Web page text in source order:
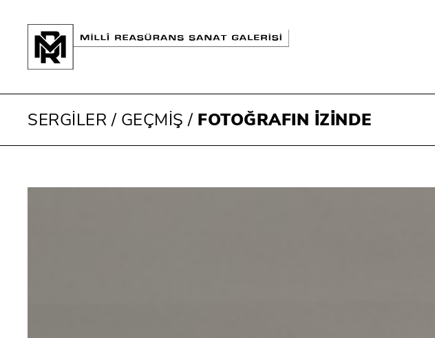
SERGİLER / GEÇMİŞ / FOTOĞRAFIN İZİNDE